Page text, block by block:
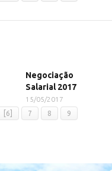
Negociação
Salarial 2017
15/05/2017
[6] 7 8 9